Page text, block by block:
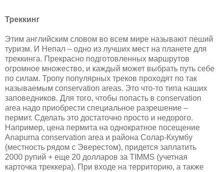
Треккинг
Этим английским словом во всем мире называют пеший
туризм. И Непал – одно из лучших мест на планете для
треккинга. Прекрасно подготовленных маршрутов
огромное множество, и каждый может выбрать путь себе
по силам. Тропу популярных треков проходят по так
называемым conservation areas. Это что-то типа наших
заповедников. Для того, чтобы попасть в conservation
area надо приобрести специальное разрешение –
пермит. Сделать это достаточно просто и недорого.
Например, цена пермита на однократное посещение
Anapurna conservation area и района Солар-Кхумбу
(местность рядом с Эверестом), придется заплатить
2000 рупий + еще 20 долларов за TIMMS (учетная
карточка треккера). При входе на территорию, а также